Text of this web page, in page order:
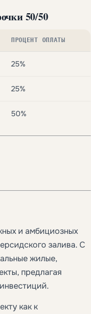
50/50
ПРОЦЕНТ ОПЛАТЫ
25%
25%
50%
и амбициозных
залива. С
жилые,
предлагая
как к